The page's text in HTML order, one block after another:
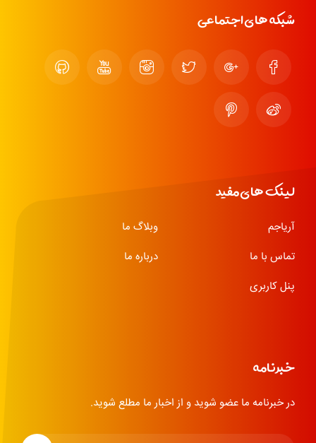
شبکه های اجتماعی
لینک های مفید
آریاجم
وبلاگ ما
تماس با ما
درباره ما
پنل کاربری
خبرنامه
در خبرنامه ما عضو شوید و از اخبار ما مطلع شوید.